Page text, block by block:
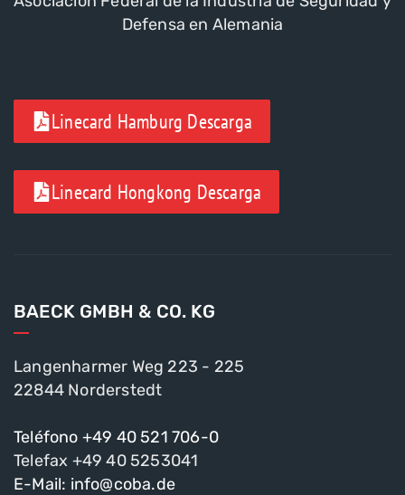
Defensa en Alemania
Linecard Hamburg Descarga
Linecard Hongkong Descarga
BAECK GMBH & CO. KG
Langenharmer Weg 223 - 225
22844 Norderstedt
Teléfono +49 40 521 706-0
Telefax +49 40 5253041
E-Mail: info@coba.de